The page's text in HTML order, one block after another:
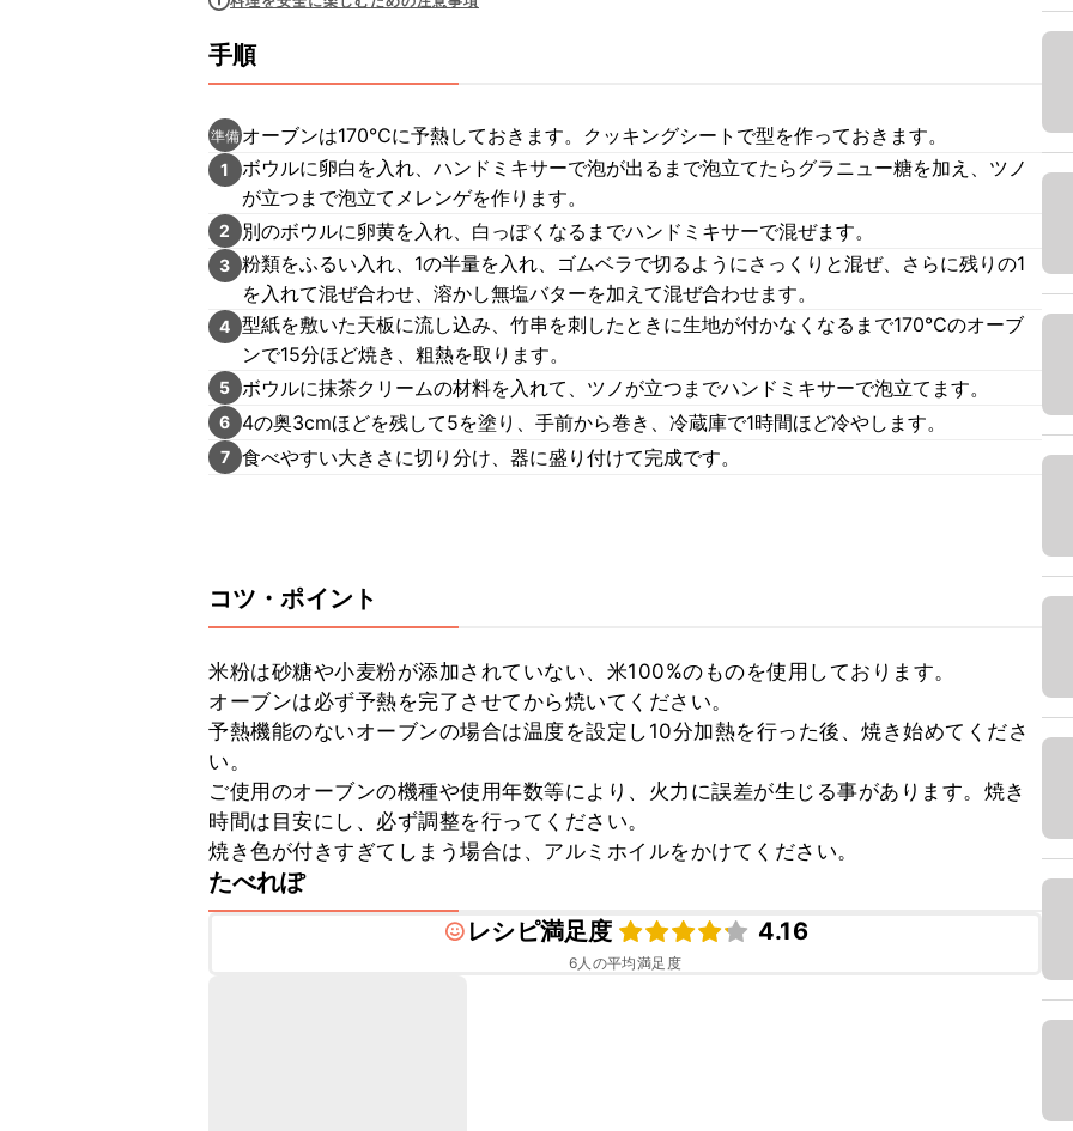
手順
準備 オーブンは170℃に予熱しておきます。クッキングシートで型を作っておきます。
1
ボウルに卵白を入れ、ハンドミキサーで泡が出るまで泡立てたらグラニュー糖を加え、ツノ
が立つまで泡立てメレンゲを作ります。
2 別のボウルに卵黄を入れ、白っぽくなるまでハンドミキサーで混ぜます。
3 粉類をふるい入れ、1の半量を入れ、ゴムベラで切るようにさっくりと混ぜ、さらに残りの1
を入れて混ぜ合わせ、溶かし無塩バターを加えて混ぜ合わせます。
4 型紙を敷いた天板に流し込み、竹串を刺したときに生地が付かなくなるまで170℃のオーブ
ンで15分ほど焼き、粗熱を取ります。
5 ボウルに抹茶クリームの材料を入れて、ツノが立つまでハンドミキサーで泡立てます。
6 4の奥3cmほどを残して5を塗り、手前から巻き、冷蔵庫で1時間ほど冷やします。
7 食べやすい大きさに切り分け、器に盛り付けて完成です。
コツ・ポイント
米粉は砂糖や小麦粉が添加されていない、米100%のものを使用しております。
オーブンは必ず予熱を完了させてから焼いてください。
予熱機能のないオーブンの場合は温度を設定し10分加熱を行った後、焼き始めてくださ
い。
ご使用のオーブンの機種や使用年数等により、火力に誤差が生じる事があります。焼き
時間は目安にし、必ず調整を行ってください。
焼き色が付きすぎてしまう場合は、アルミホイルをかけてください。
たべれぽ
レシピ満足度
4.16
6人の平均満足度